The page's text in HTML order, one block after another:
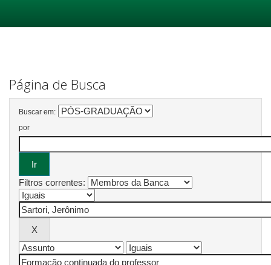
Página de Busca
Buscar em:
por
Filtros correntes: